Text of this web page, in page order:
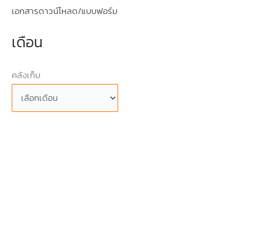
เอกสารดาวน์โหลด/แบบฟอร์ม
เดือน
คลังเก็บ